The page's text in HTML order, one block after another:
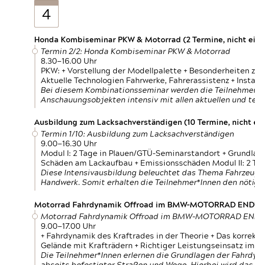
4
Honda Kombiseminar PKW & Motorrad (2 Termine, nicht
Termin 2/2: Honda Kombiseminar PKW & Motorrad
8.30—16.00 Uhr
PKW: + Vorstellung der Modellpalette +
Aktuelle Technologien Fahrwerke, Fahrerassistenz +
Bei diesem Kombinationsseminar werden die
Anschauungsobjekten intensiv mit allen aktuellen und
Ausbildung zum Lacksachverständigen (10 Termine, nicht
Termin 1/10: Ausbildung zum Lacksachverständigen
9.00—16.30 Uhr
Modul I: 2 Tage in Plauen/GTÜ-Seminarstandort +
Schäden am Lackaufbau + Emissionsschäden Modul II:
Diese Intensivausbildung beleuchtet das Thema
Handwerk. Somit erhalten die Teilnehmer*Innen den
Motorrad Fahrdynamik Offroad im BMW-MOTORRAD
Motorrad Fahrdynamik Offroad im BMW-MOTORRAD
9.00—17.00 Uhr
+ Fahrdynamik des Kraftrades in der Theorie + Das
Gelände mit Krafträdern + Richtiger Leistungseinsatz im
Die Teilnehmer*Innen erlernen die Grundlagen der